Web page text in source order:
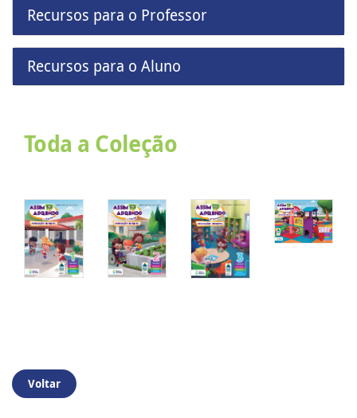
Recursos para o Professor
Recursos para o Aluno
Toda a Coleção
Voltar